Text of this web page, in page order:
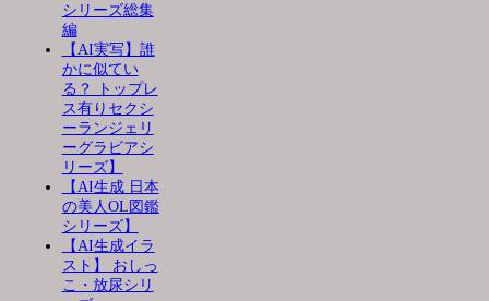
シリーズ総集
編
【AI実写】誰
かに似てい
る？ トップレ
ス有りセクシ
ーランジェリ
ーグラビアシ
リーズ】
【AI生成 日本
の美人OL図鑑
シリーズ】
【AI生成イラ
スト】 おしっ
こ・放尿シリ